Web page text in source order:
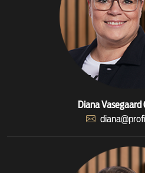
Diana Vasegaard